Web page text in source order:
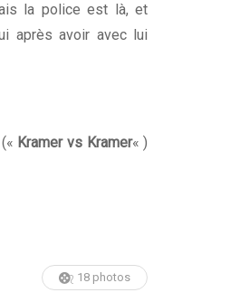
la police est là, et
après avoir avec lui
Kramer vs Kramer« )
18 photos